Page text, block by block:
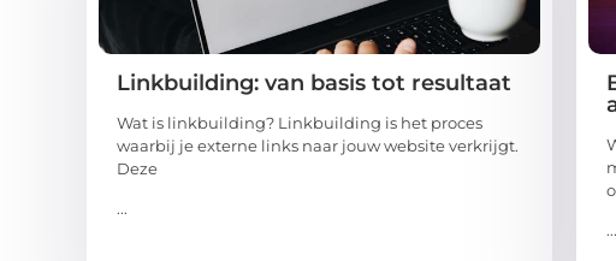
Linkbuilding: van basis tot resultaat
Wat is linkbuilding? Linkbuilding is het proces
waarbij je externe links naar jouw website verkrijgt.
Deze
...
...